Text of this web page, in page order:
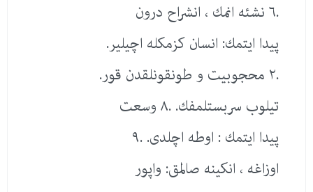
.٦ نشئه انمك ، انشراح درون
پیدا ایتمك: انسان كزمكله اچیلیر.
.٢ محجوبیت و طونقونلقدن قور.
تیلوب سربستلمفك. .٨ وسعت
پیدا ایتمك : اوطه اچلدی. .٩
اوزاغه ، انكینه صالمق: واپور